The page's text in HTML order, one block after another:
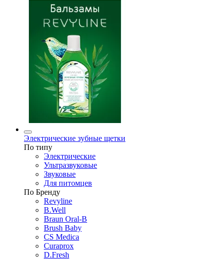
Электрические зубные щетки
По типу
Электрические
Ультразвуковые
Звуковые
Для питомцев
По Бренду
Revyline
B.Well
Braun Oral-B
Brush Baby
CS Medica
Curaprox
D.Fresh